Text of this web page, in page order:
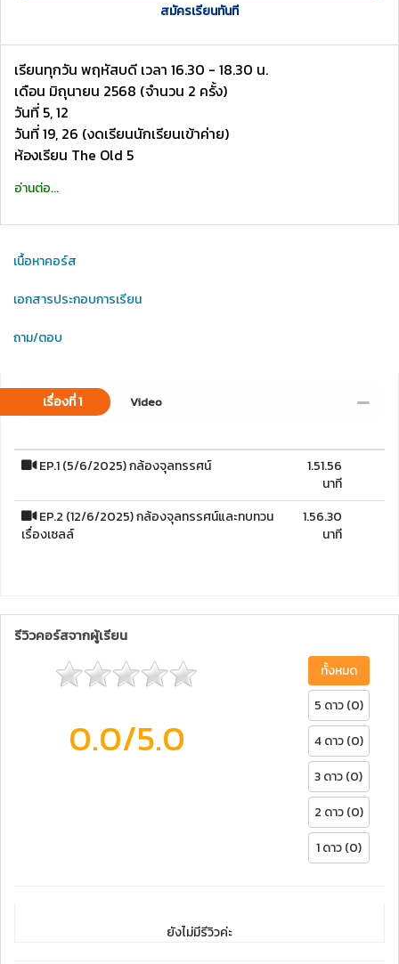
สมัครเรียนทันที
เรียนทุกวัน พฤหัสบดี เวลา 16.30 - 18.30 น.
เดือน มิถุนายน 2568 (จำนวน 2 ครั้ง)
วันที่ 5, 12
วันที่ 19, 26 (งดเรียนนักเรียนเข้าค่าย)
ห้องเรียน The Old 5
อ่านต่อ...
เนื้อหาคอร์ส
เอกสารประกอบการเรียน
ถาม/ตอบ
เรื่องที่ 1 Video
EP.1 (5/6/2025) กล้องจุลทรรศน์
1.51.56
นาที
EP.2 (12/6/2025) กล้องจุลทรรศน์และทบทวน
เรื่องเซลล์
1.56.30
นาที
รีวิวคอร์สจากผู้เรียน
0.0/5.0
ทั้งหมด
5 ดาว (0)
4 ดาว (0)
3 ดาว (0)
2 ดาว (0)
1 ดาว (0)
ยังไม่มีรีวิวค่ะ